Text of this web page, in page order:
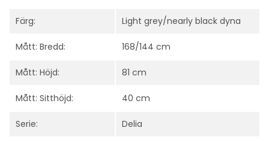
Färg: Light grey/nearly black dyna
Mått: Bredd: 168/144 cm
Mått: Höjd: 81 cm
Mått: Sitthöjd: 40 cm
Serie: Delia